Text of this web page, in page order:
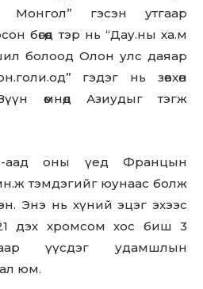
Монгол” гэсэн утгаар
бөгөөд тэр нь “Дау.ны ха.м
болоод Олон улс даяар
гэдэг нь зөвхөн
өмнөд Азиудыг тэгж
аад оны үед Францын
тэмдэгийг юунаас болж
Энэ нь хүний эцэг эхээс
дэх хромсом хос биш 3
үүсдэг удамшлын
юм.